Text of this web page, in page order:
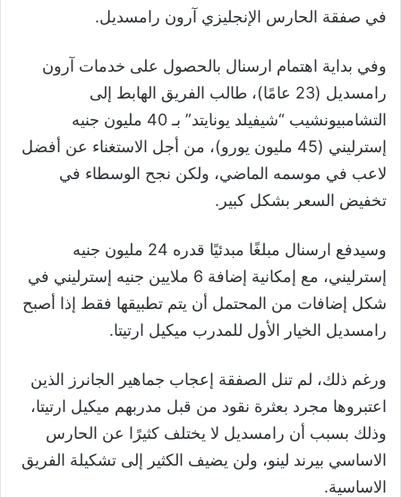
في صفقة الحارس الإنجليزي آرون رامسديل.
وفي بداية اهتمام ارسنال بالحصول على خدمات آرون
رامسديل (23 عامًا)، طالب الفريق الهابط إلى
التشامبيونشيب “شيفيلد يونايتد” بـ 40 مليون جنيه
إسترليني (45 مليون يورو)، من أجل الاستغناء عن أفضل
لاعب في موسمه الماضي، ولكن نجح الوسطاء في
تخفيض السعر بشكل كبير.
وسيدفع ارسنال مبلغًا مبدئيًا قدره 24 مليون جنيه
إسترليني، مع إمكانية إضافة 6 ملايين جنيه إسترليني في
شكل إضافات من المحتمل أن يتم تطبيقها فقط إذا أصبح
رامسديل الخيار الأول للمدرب ميكيل ارتيتا.
ورغم ذلك، لم تنل الصفقة إعجاب جماهير الجانرز الذين
اعتبروها مجرد بعثرة نقود من قبل مدربهم ميكيل ارتيتا،
وذلك بسبب أن رامسديل لا يختلف كثيرًا عن الحارس
الاساسي بيرند لينو، ولن يضيف الكثير إلى تشكيلة الفريق
الاساسية.